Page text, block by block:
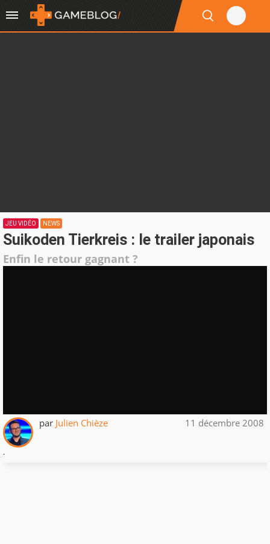
JEU VIDÉO NEWS
Suikoden Tierkreis : le trailer japonais
Enfin le retour gagnant ?
par Julien Chièze 11 décembre 2008
.